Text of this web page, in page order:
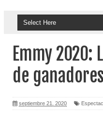
Emmy
de ganadores
septiembre 21, 2020